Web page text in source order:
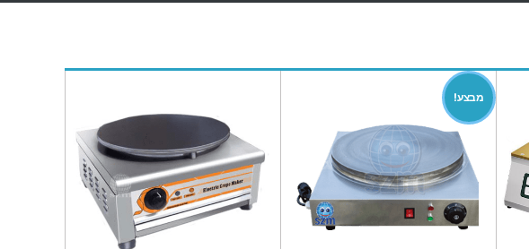
מבצע!